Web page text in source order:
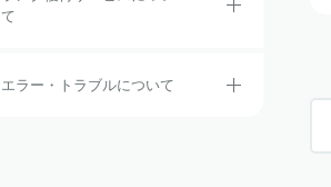
て
エラー・トラブルについて